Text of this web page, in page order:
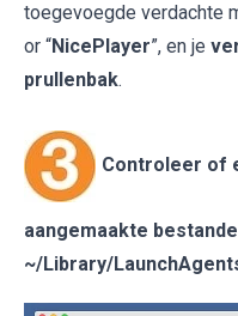
toegevoegde verdachte
or “NicePlayer”, en je
prullenbak.
Controleer of
aangemaakte
~/Library/